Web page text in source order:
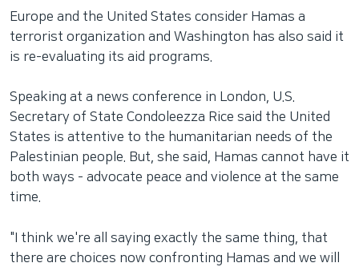
Europe and the United States consider Hamas a
terrorist organization and Washington has also said it
is re-evaluating its aid programs.
Speaking at a news conference in London, U.S.
Secretary of State Condoleezza Rice said the United
States is attentive to the humanitarian needs of the
Palestinian people. But, she said, Hamas cannot have it
both ways - advocate peace and violence at the same
time.
"I think we're all saying exactly the same thing, that
there are choices now confronting Hamas and we will